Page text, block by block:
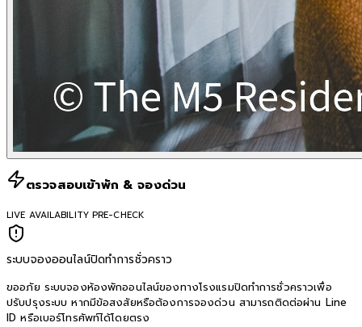
ตรวจสอบเข้าพัก & จองด่วน
LIVE AVAILABILITY PRE-CHECK
ระบบจองออนไลน์ปิดทำการชั่วคราว
ขออภัย ระบบจองห้องพักออนไลน์ของทางโรงแรมปิดทำการชั่วคราวเพื่อ
ปรับปรุงระบบ หากมีข้อสงสัยหรือต้องการจองด่วน สามารถติดต่อผ่าน Line
ID หรือเบอร์โทรศัพท์ได้โดยตรง